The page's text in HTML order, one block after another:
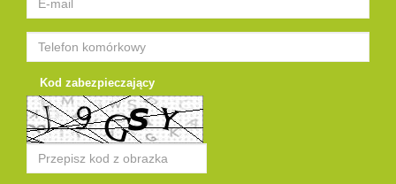
Kod zabezpieczający